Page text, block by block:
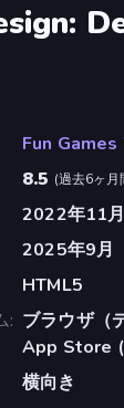
Fun
8.5 (過去6ヶ月
2022年11月
2025年9月
HTML5
ブラウザ（
App Store
横向き